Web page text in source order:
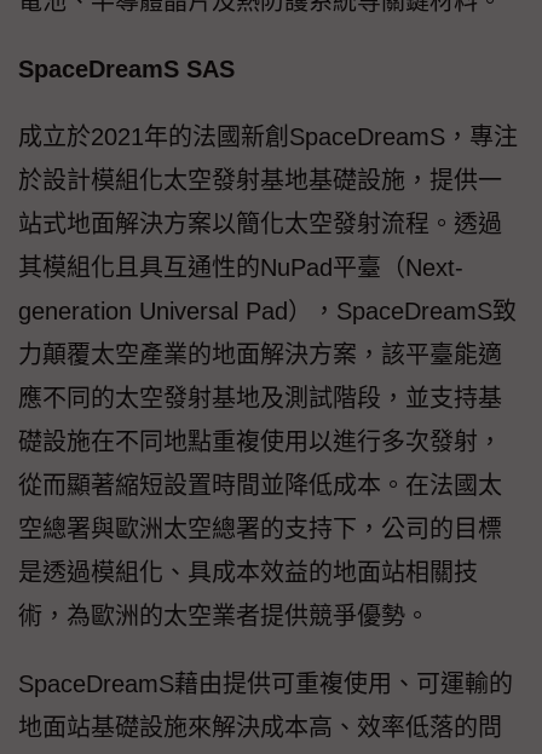
SpaceDreamS SAS
成立於2021年的法國新創SpaceDreamS，專注
於設計模組化太空發射基地基礎設施，提供一
站式地面解決方案以簡化太空發射流程。透過
其模組化且具互通性的NuPad平臺（Next-
generation Universal Pad），SpaceDreamS致
力顛覆太空產業的地面解決方案，該平臺能適
應不同的太空發射基地及測試階段，並支持基
礎設施在不同地點重複使用以進行多次發射，
從而顯著縮短設置時間並降低成本。在法國太
空總署與歐洲太空總署的支持下，公司的目標
是透過模組化、具成本效益的地面站相關技
術，為歐洲的太空業者提供競爭優勢。
SpaceDreamS藉由提供可重複使用、可運輸的
地面站基礎設施來解決成本高、效率低落的問